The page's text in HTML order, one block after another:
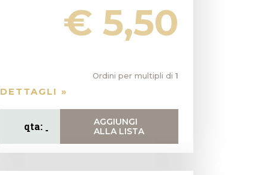
€ 5,50
Ordini per multipli di 1
DETTAGLI »
AGGIUNGI
ALLA LISTA